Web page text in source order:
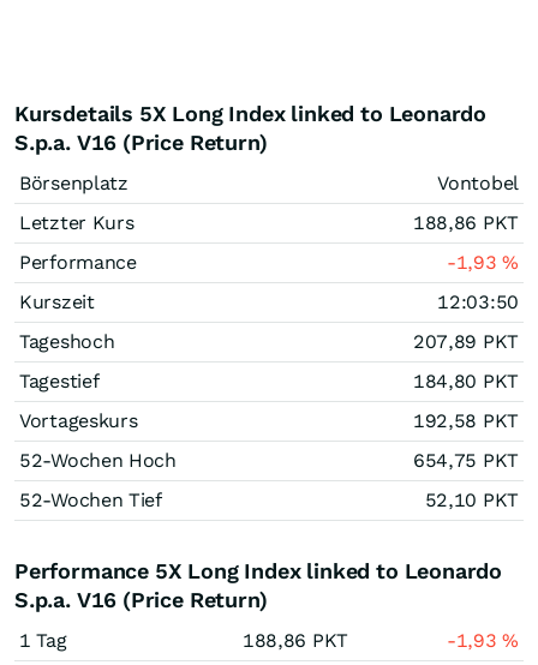
Kursdetails 5X Long Index linked to Leonardo
S.p.a. V16 (Price Return)
Börsenplatz
Vontobel
Letzter Kurs
188,86 PKT
Performance
-1,93%
Kurszeit
12:03:50
Tageshoch
207,89 PKT
Tagestief
184,80 PKT
Vortageskurs
192,58 PKT
52-Wochen Hoch
654,75 PKT
52-Wochen Tief
52,10 PKT
Performance 5X Long Index linked to Leonardo
S.p.a. V16 (Price Return)
1 Tag 188,86 PKT -1,93%